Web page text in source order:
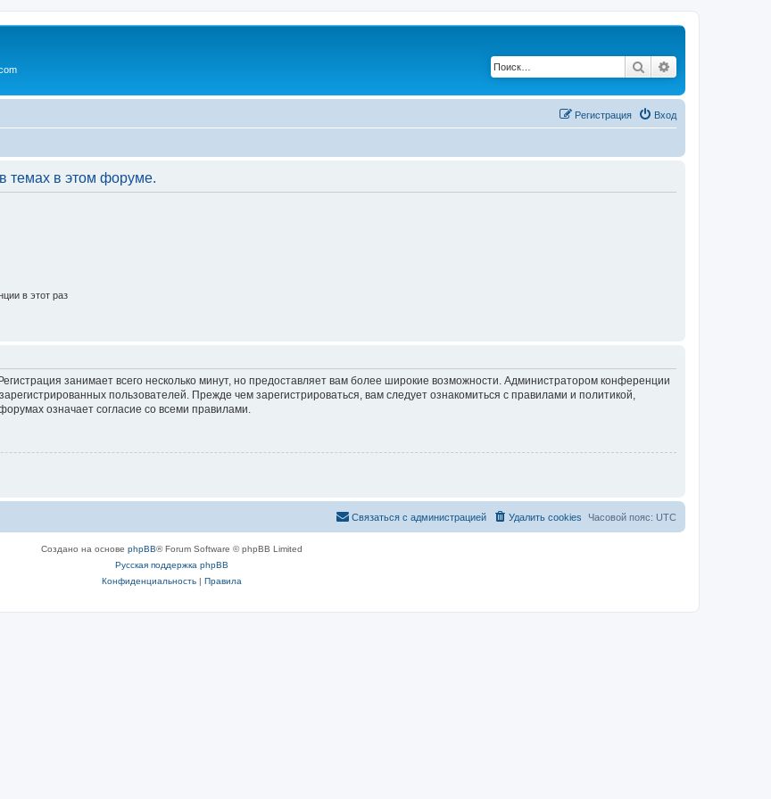
Поиск
Вход
Регистрация
темах в этом форуме.
в этот раз
занимает всего несколько минут, но предоставляет вам более широкие возможности. Администратором конференции
пользователей. Прежде чем зарегистрироваться, вам следует ознакомиться с правилами и политикой,
означает согласие со всеми правилами.
Часовой пояс: UTC
Удалить cookies
Связаться с администрацией
Создано на основе phpBB® Forum Software © phpBB Limited
Русская поддержка phpBB
Конфиденциальность| Правила